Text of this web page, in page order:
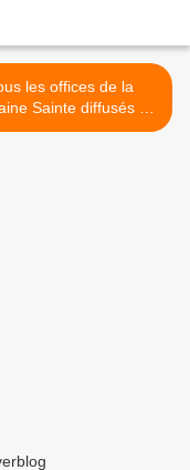
les offices de la
Sainte diffusés en
dans le rite de l'Eglise